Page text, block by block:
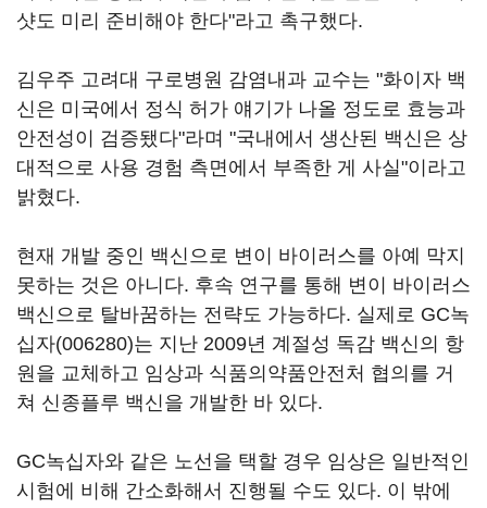
샷도 미리 준비해야 한다"라고 촉구했다.
김우주 고려대 구로병원 감염내과 교수는 "화이자 백
신은 미국에서 정식 허가 얘기가 나올 정도로 효능과
안전성이 검증됐다"라며 "국내에서 생산된 백신은 상
대적으로 사용 경험 측면에서 부족한 게 사실"이라고
밝혔다.
현재 개발 중인 백신으로 변이 바이러스를 아예 막지
못하는 것은 아니다. 후속 연구를 통해 변이 바이러스
백신으로 탈바꿈하는 전략도 가능하다. 실제로 GC녹
십자(006280)는 지난 2009년 계절성 독감 백신의 항
원을 교체하고 임상과 식품의약품안전처 협의를 거
쳐 신종플루 백신을 개발한 바 있다.
GC녹십자와 같은 노선을 택할 경우 임상은 일반적인
시험에 비해 간소화해서 진행될 수도 있다. 이 밖에